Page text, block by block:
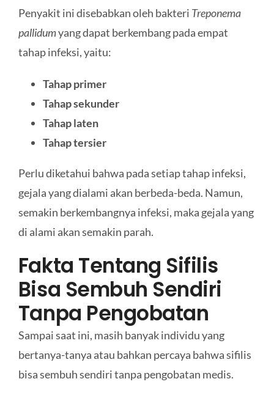
Penyakit ini disebabkan oleh bakteri Treponema
pallidumyang dapat berkembang pada empat
tahap infeksi, yaitu:
Tahap primer
Tahap sekunder
Tahap laten
Tahap tersier
Perlu diketahui bahwa pada setiap tahap infeksi,
gejala yang dialami akan berbeda-beda. Namun,
semakin berkembangnya infeksi, maka gejala yang
di alami akan semakin parah.
Fakta Tentang Sifilis
Bisa Sembuh Sendiri
Tanpa Pengobatan
Sampai saat ini, masih banyak individu yang
bertanya-tanya atau bahkan percaya bahwa sifilis
bisa sembuh sendiri tanpa pengobatan medis.